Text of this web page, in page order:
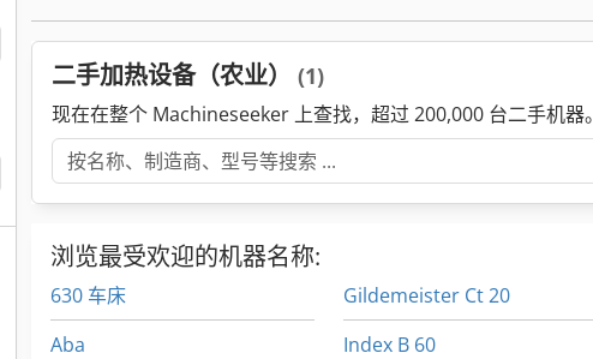
二手加热设备（农业） (1)
现在在整个 Machineseeker 上查找，超过 200,000 台二手机器。
浏览最受欢迎的机器名称:
630 车床
Aba
Gildemeister Ct 20
Index B 60